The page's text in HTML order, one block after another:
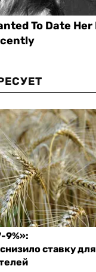
9%»:
ставку для